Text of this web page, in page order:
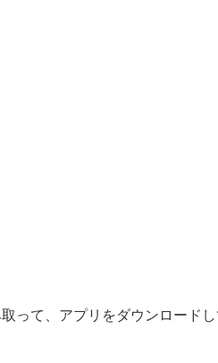
って、アプリをダウンロード